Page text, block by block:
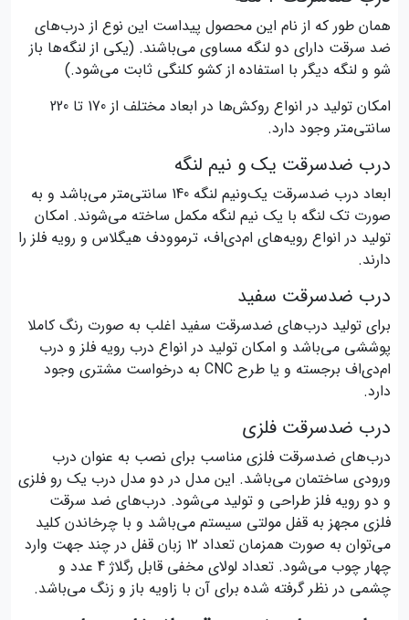
همان طور که از نام این محصول پیداست این نوع از درب‌های
ضد سرقت دارای دو لنگه مساوی می‌باشند. (یکی از لنگه‌ها باز
شو و لنگه دیگر با استفاده از کشو کلنگی ثابت می‌شود.)
امکان تولید در انواع روکش‌ها در ابعاد مختلف از 170 تا 220
سانتی‌متر وجود دارد.
درب ضدسرقت یک و نیم لنگه
ابعاد درب ضدسرقت یک‌و‌نیم لنگه 140 سانتی‌متر می‌باشد و به
صورت تک لنگه با یک نیم لنگه مکمل ساخته می‌شوند. امکان
تولید در انواع رویه‌های ام‌دی‌اف، ترموودف هیگلاس و رویه فلز را
دارند.
درب ضدسرقت سفید
برای تولید درب‌های ضدسرقت سفید اغلب به صورت رنگ کاملا
پوششی می‌باشد و امکان تولید در انواع درب رویه فلز و درب
ام‌دی‌اف برجسته و یا طرح CNC به درخواست مشتری وجود
دارد.
درب ضدسرقت فلزی
درب‌های ضدسرقت فلزی مناسب برای نصب به عنوان درب
ورودی ساختمان می‌باشد. این مدل در دو مدل درب یک رو فلزی
و دو رویه فلز طراحی و تولید می‌شود. درب‌های ضد سرقت
فلزی مجهز به قفل مولتی سیستم می‌باشد و با چرخاندن کلید
می‌توان به صورت همزمان تعداد ۱۲ زبان قفل در چند جهت وارد
چهار چوب می‌شود. تعداد لولای مخفی قابل رگلاژ 4 عدد و
چشمی در نظر گرفته شده برای آن با زاویه باز و زنگ می‌باشد.